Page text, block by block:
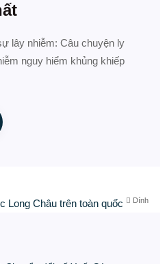
lây nhiễm: Câu chuyện ly
nguy hiểm khủng khiếp
Dính